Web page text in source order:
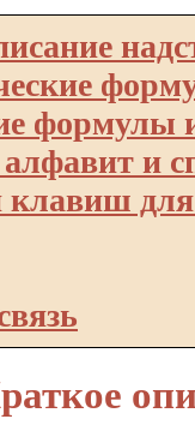
формулы
алфавит и
клавиш